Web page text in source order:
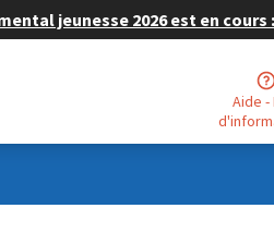
jeunesse 2026 est en cours :
Aide - Plus